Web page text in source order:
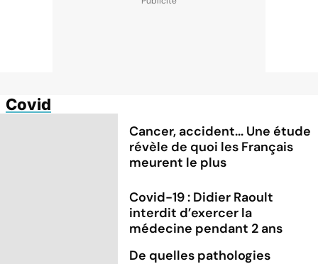
Covid
Cancer, accident... Une étude
révèle de quoi les Français
meurent le plus
Covid-19 : Didier Raoult
interdit d’exercer la
médecine pendant 2 ans
De quelles pathologies